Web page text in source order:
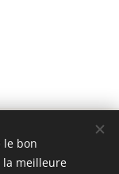
le bon
la meilleure